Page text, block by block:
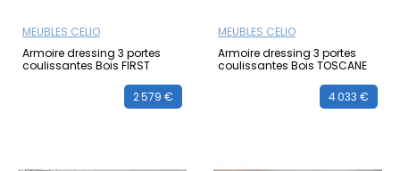
MEUBLES CELIO
Armoire dressing 3 portes
coulissantes Bois FIRST
2 579 €
MEUBLES CELIO
Armoire dressing 3 portes
coulissantes Bois TOSCANE
4 033 €